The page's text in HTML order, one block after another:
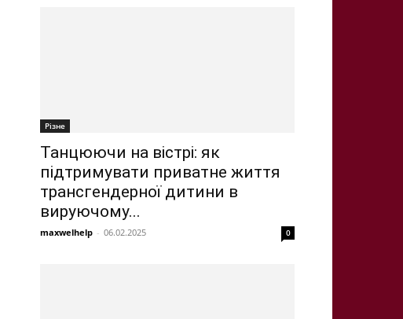
Різне
Танцюючи на вістрі: як
підтримувати приватне життя
трансгендерної дитини в
вируючому...
maxwelhelp - 06.02.2025 0